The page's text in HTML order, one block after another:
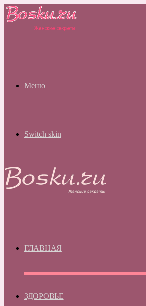
Меню
Switch skin
ГЛАВНАЯ
ЗДОРОВЬЕ